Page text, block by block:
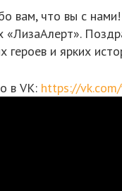
вам, что вы с
«ЛизаАлерт».
героев и ярких
в VK: https://